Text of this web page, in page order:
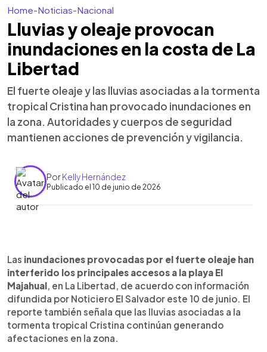
Home-Noticias-Nacional
Lluvias y oleaje provocan
inundaciones en la costa de La
Libertad
El fuerte oleaje y las lluvias asociadas a la tormenta
tropical Cristina han provocado inundaciones en
la zona. Autoridades y cuerpos de seguridad
mantienen acciones de prevención y vigilancia.
PorKelly Hernández
Publicado el 10 de junio de 2026
Escuchar artículo
Las autoridades mantienen labores de respuesta
y prevención en distintos puntos costeros de La
Libertad ante las afectaciones asociadas a la
tormenta tropical Cristina. En la Bocana de San
Diego, viviendas y ranchos resultaron inundados
por un desbordamiento, mientras maquinaria
trabaja en la apertura de un canal para facilitar la
salida del agua hacia el mar. El Ministerio de Obras
Las inundaciones provocadas por el fuerte oleaje han
interferido los principales accesos a la playa El
Majahual, en La Libertad, de acuerdo con información
difundida por Noticiero El Salvador este 10 de junio. El
reporte también señala que las lluvias asociadas a la
tormenta tropical Cristina continúan generando
afectaciones en la zona.